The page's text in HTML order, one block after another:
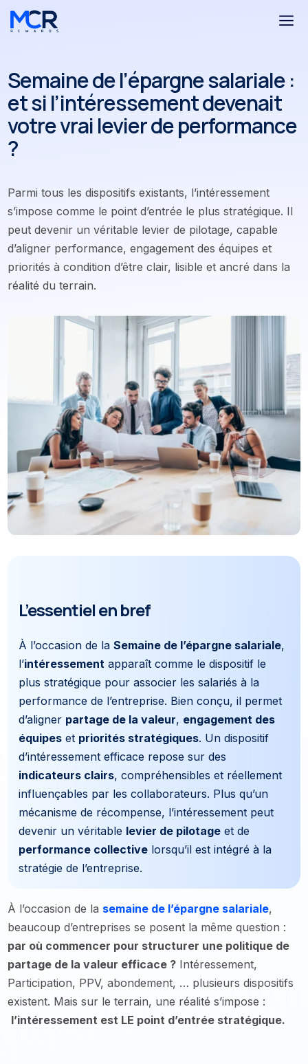
a
Semaine de l’épargne salariale :
et si l’intéressement devenait
votre vrai levier de performance
?
Parmi tous les dispositifs existants, l’intéressement
s’impose comme le point d’entrée le plus stratégique. Il
peut devenir un véritable levier de pilotage, capable
d’aligner performance, engagement des équipes et
priorités à condition d’être clair, lisible et ancré dans la
réalité du terrain.
L’essentiel en bref
À l’occasion de laSemaine de l’épargne salariale,
l’intéressement apparaît comme le dispositif le
plus stratégique pour associer les salariés à la
performance de l’entreprise. Bien conçu, il permet
d’aligner partage de la valeur, engagement des
équipes et priorités stratégiques. Un dispositif
d’intéressement efficace repose sur des
indicateurs clairs, compréhensibles et réellement
influençables par les collaborateurs. Plus qu’un
mécanisme de récompense, l’intéressement peut
devenir un véritable levier de pilotage et de
performance collective lorsqu’il est intégré à la
stratégie de l’entreprise.
À l’occasion de la semaine de l’épargne salariale,
beaucoup d’entreprises se posent la même question :
par où commencer pour structurer une politique de
partage de la valeur efficace ? Intéressement,
Participation, PPV, abondement, … plusieurs dispositifs
existent. Mais sur le terrain, une réalité s’impose :
l’intéressement est LE point d’entrée stratégique.